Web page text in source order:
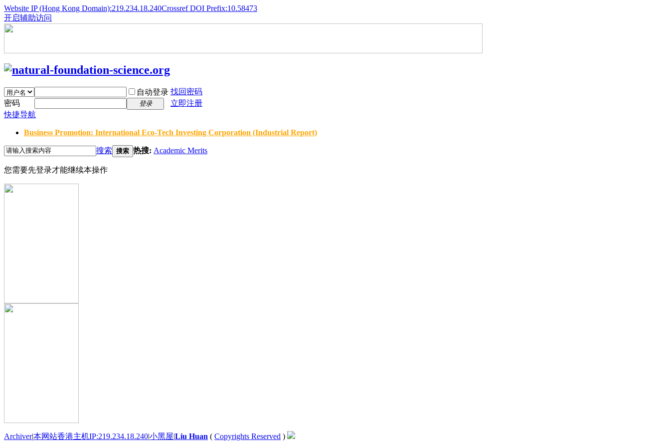
Website IP (Hong Kong Domain):219.234.18.240Crossref DOI Prefix:10.58473
开启辅助访问
自动登录 找回密码
密码
登录
立即注册
快捷导航
Business Promotion: International Eco-Tech Investing Corporation (Industrial Report)
搜索 搜索 热搜: Academic Merits
您需要先登录才能继续本操作
Archiver|本网站香港主机IP:219.234.18.240|小黑屋|Liu Huan ( Copyrights Reserved )